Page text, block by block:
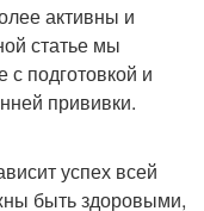
активны и
статье мы
подготовкой и
прививки.
успех всей
быть здоровыми,